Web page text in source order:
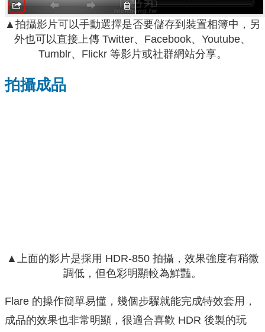
▲拍攝影片可以手動選擇是否要儲存到裝置相簿中，另
外也可以直接上傳 Twitter、Facebook、Youtube、
Tumblr、Flickr 等影片或社群網站分享。
拍攝成品
▲上面的影片是採用 HDR-850 拍攝，效果強度有稍微
調低，但色彩明顯較為鮮豔。
Flare 的操作簡單易懂，幾個步驟就能完成特效套用，
成品的效果也非常明顯，很適合喜歡 HDR 後製的玩